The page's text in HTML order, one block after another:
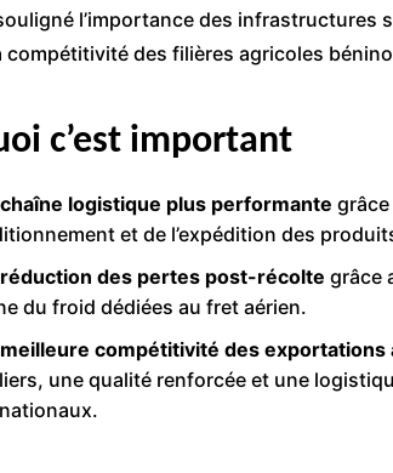
l’importance des infrastructures
compétitivité des filières agricoles
c’est important
logistique plus performante
et de l’expédition des
des pertes post-récolte grâce
du froid dédiées au fret aérien.
compétitivité des exportations
une qualité renforcée et une